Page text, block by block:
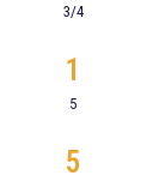
3/4
5
1
5